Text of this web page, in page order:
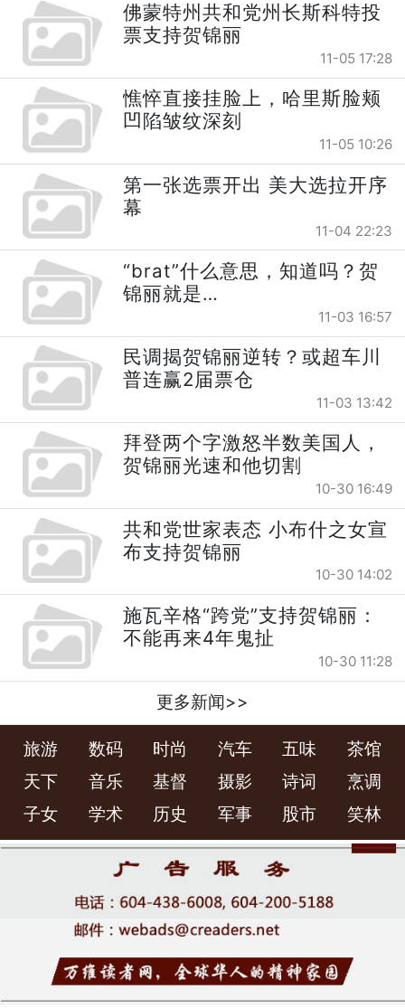
佛蒙特州共和党州长斯科特投
票支持贺锦丽
11-05 17:28
憔悴直接挂脸上，哈里斯脸颊
凹陷皱纹深刻
11-05 10:26
第一张选票开出 美大选拉开序
幕
11-04 22:23
“brat”什么意思，知道吗？贺
锦丽就是…
11-03 16:57
民调揭贺锦丽逆转？或超车川
普连赢2届票仓
11-03 13:42
拜登两个字激怒半数美国人，
贺锦丽光速和他切割
10-30 16:49
共和党世家表态 小布什之女宣
布支持贺锦丽
10-30 14:02
施瓦辛格“跨党”支持贺锦丽：
不能再来4年鬼扯
10-30 11:28
更多新闻>>
旅游 数码 时尚 汽车 五味
茶馆
天下
音乐 基督 摄影 诗词
烹调
子女
学术 历史 军事 股市 笑林